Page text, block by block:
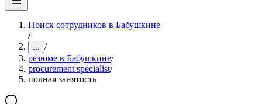
Поиск сотрудников в Бабушкине
/
... /
резюме в Бабушкине/
procurement specialist/
полная занятость